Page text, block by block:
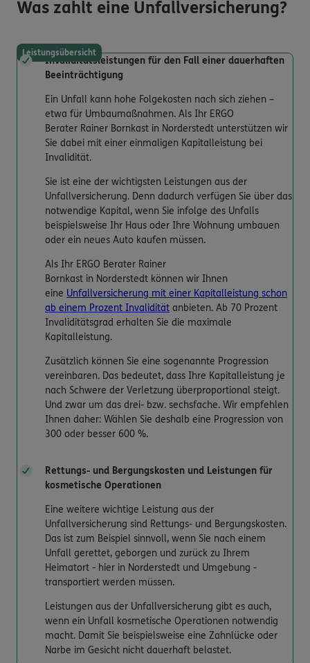
Was zahlt eine Unfallversicherung?
Leistungsübersicht
Invaliditätsleistungen für den Fall einer dauerhaften
Beeinträchtigung
Ein Unfall kann hohe Folgekosten nach sich ziehen –
etwa für Umbaumaßnahmen. Als Ihr ERGO
Berater Rainer Bornkast in Norderstedt unterstützen wir
Sie dabei mit einer einmaligen Kapitalleistung bei
Invalidität.
Sie ist eine der wichtigsten Leistungen aus der
Unfallversicherung. Denn dadurch verfügen Sie über das
notwendige Kapital, wenn Sie infolge des Unfalls
beispielsweise Ihr Haus oder Ihre Wohnung umbauen
oder ein neues Auto kaufen müssen.
Als Ihr ERGO Berater Rainer
Bornkast in Norderstedt können wir Ihnen
eine Unfallversicherung mit einer Kapitalleistung schon
ab einem Prozent Invalidität anbieten. Ab 70 Prozent
Invaliditätsgrad erhalten Sie die maximale
Kapitalleistung.
Zusätzlich können Sie eine sogenannte Progression
vereinbaren. Das bedeutet, dass Ihre Kapitalleistung je
nach Schwere der Verletzung überproportional steigt.
Und zwar um das drei- bzw. sechsfache. Wir empfehlen
Ihnen daher: Wählen Sie deshalb eine Progression von
300 oder besser 600 %.
Rettungs- und Bergungskosten und Leistungen für
kosmetische Operationen
Eine weitere wichtige Leistung aus der
Unfallversicherung sind Rettungs- und Bergungskosten.
Das ist zum Beispiel sinnvoll, wenn Sie nach einem
Unfall gerettet, geborgen und zurück zu Ihrem
Heimatort - hier in Norderstedt und Umgebung -
transportiert werden müssen.
Leistungen aus der Unfallversicherung gibt es auch,
wenn ein Unfall kosmetische Operationen notwendig
macht. Damit Sie beispielsweise eine Zahnlücke oder
Narbe im Gesicht nicht dauerhaft belastet.